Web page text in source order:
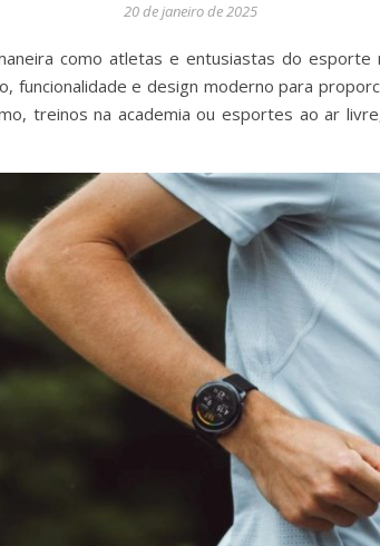
20 de janeiro de 2025
como atletas e entusiastas do
funcionalidade e design moderno para
treinos na academia ou esportes ao ar